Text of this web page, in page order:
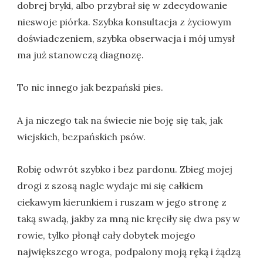
dobrej bryki, albo przybrał się w zdecydowanie
nieswoje piórka. Szybka konsultacja z życiowym
doświadczeniem, szybka obserwacja i mój umysł
ma już stanowczą diagnozę.
To nic innego jak bezpański pies.
A ja niczego tak na świecie nie boję się tak, jak
wiejskich, bezpańskich psów.
Robię odwrót szybko i bez pardonu. Zbieg mojej
drogi z szosą nagle wydaje mi się całkiem
ciekawym kierunkiem i ruszam w jego stronę z
taką swadą, jakby za mną nie kręciły się dwa psy w
rowie, tylko płonął cały dobytek mojego
największego wroga, podpalony moją ręką i żądzą